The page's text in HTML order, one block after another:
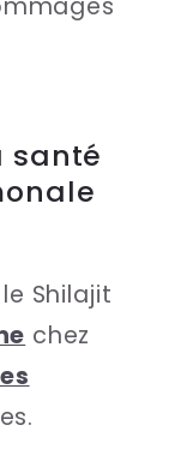
santé
Shilajit
chez